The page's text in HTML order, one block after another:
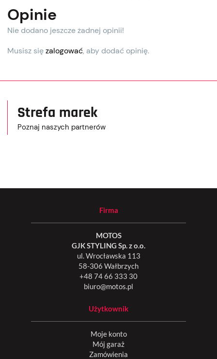
Opinie
Nie dodano jeszcze żadnej opinii!
Musisz sięzalogować, aby dodać opinię.
Strefa marek
Poznaj naszych partnerów
Firma
MOTOS
GJK STYLING Sp. z o.o.
ul. Wrocławska 113
58-306 Wałbrzych
+48 74 66 333 30
biuro@motos.pl
Użytkownik
Moje konto
Mój garaż
Zamówienia